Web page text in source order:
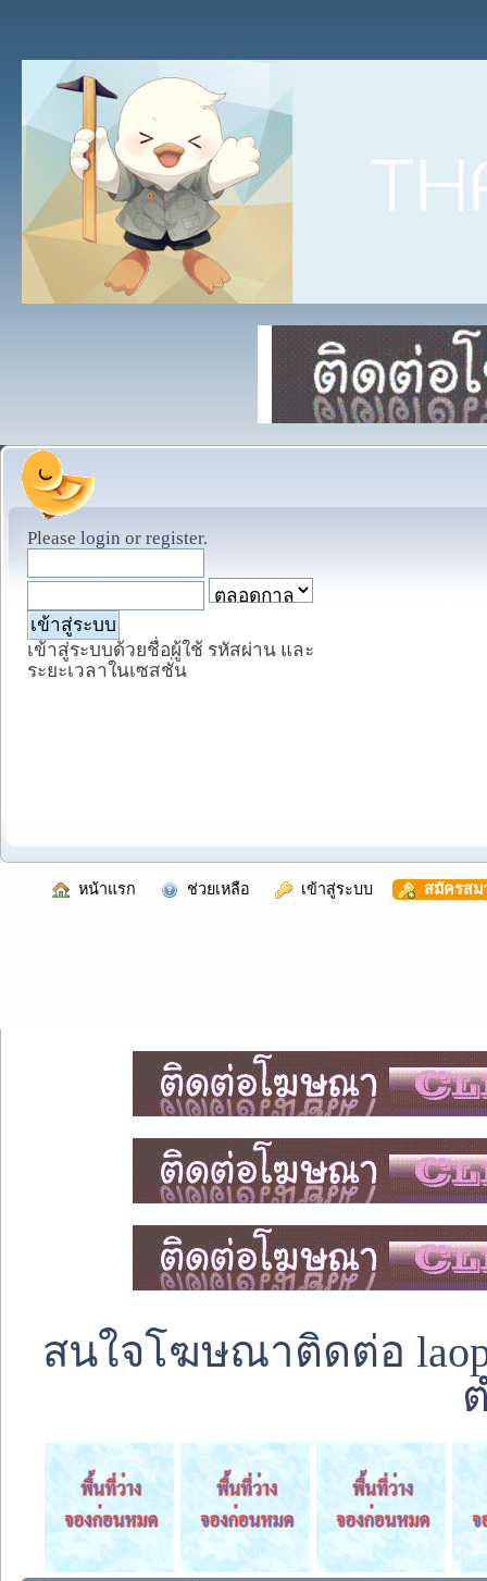
Please login or register.
เข้าสู่ระบบด้วยชื่อผู้ใช้ รหัสผ่าน และ
ระยะเวลาในเซสชั่น
หน้าแรก ช่วยเหลือ เข้าสู่ระบบ สมัครสม
สนใจโฆษณาติดต่อ